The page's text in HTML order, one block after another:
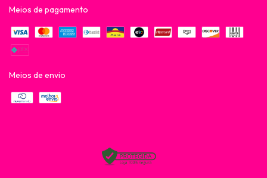
Meios de pagamento
Meios de envio